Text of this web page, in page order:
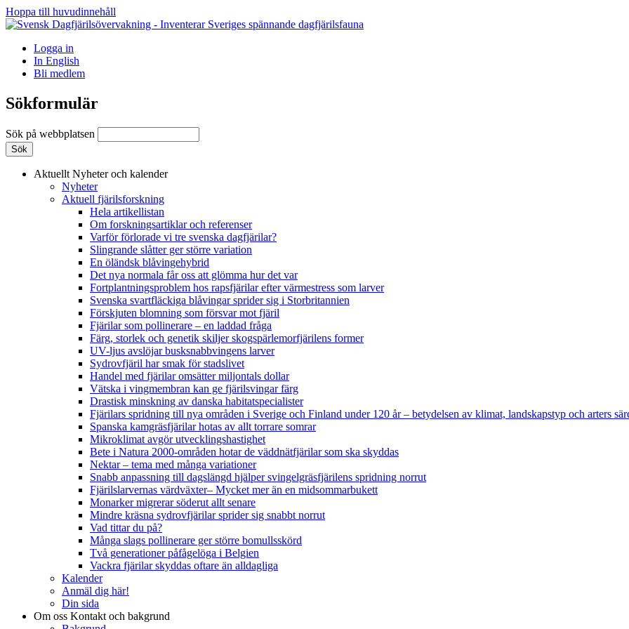
Hoppa till huvudinnehåll
Logga in
In English
Bli medlem
Sökformulär
Sök på webbplatsen
Aktuellt Nyheter och kalender
Nyheter
Aktuell fjärilsforskning
Hela artikellistan
Om forskningsartiklar och referenser
Varför förlorade vi tre svenska dagfjärilar?
Slingrande slåtter ger större variation
En öländsk blåvingehybrid
Det nya normala får oss att glömma hur det var
Fortplantningsproblem hos rapsfjärilar efter värmestress som larver
Svenska svartfläckiga blåvingar sprider sig i Storbritannien
Förskjuten blomning som försvar mot fjäril
Fjärilar som pollinerare – en laddad fråga
Färg, storlek och genetik skiljer skogspärlemorfjärilens former
UV-ljus avslöjar busksnabbvingens larver
Sydrovfjäril har smak för stadslivet
Handel med fjärilar omsätter miljontals dollar
Vätska i vingmembran kan ge fjärilsvingar färg
Drastisk minskning av danska habitatspecialister
Fjärilars spridning till nya områden i Sverige och Finland under 120 år– betydelsen av klimat, landskapstyp och arters
Spanska kamgräsfjärilar hotas av allt torrare somrar
Mikroklimat avgör utvecklingshastighet
Bete i Natura 2000-områden hotar de väddnätfjärilar som ska skyddas
Nektar – tema med många variationer
Snabb anpassning till dagslängd hjälper svingelgräsfjärilens spridning norrut
Fjärilslarvernas värdväxter– Mycket mer än en midsommarbukett
Monarker migrerar söderut allt senare
Mindre kräsna sydrovfjärilar sprider sig snabbt norrut
Vad tittar du på?
Många slags pollinerare ger större bomullsskörd
Två generationer påfågelöga i Belgien
Vackra fjärilar skyddas oftare än alldagliga
Kalender
Anmäl dig här!
Din sida
Om oss Kontakt och bakgrund